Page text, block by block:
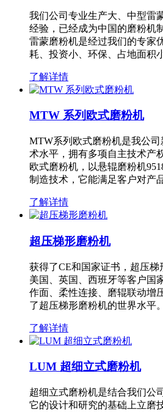
我们公司专业生产大、中型雷
经验，已经成为中国的磨粉机
雷蒙磨粉机是经过我们的专家
耗、投资小、环保、占地面积
了解详情
MTW 系列欧式磨粉机
MTW系列欧式磨粉机是我公
术水平，拥有多项自主技术产
欧式磨粉机，以悬辊磨粉机
制造技术，它能满足客户对产
了解详情
超压梯形磨粉机
获得了CE和国家证书，超压梯
美国、英国、西班牙等客户国
作面、柔性连接、磨辊联动增
了超压梯形磨粉机的世界水平
了解详情
LUM 超细立式磨粉机
超细立式磨粉机是结合我们公
它的设计和研究的基础上立磨